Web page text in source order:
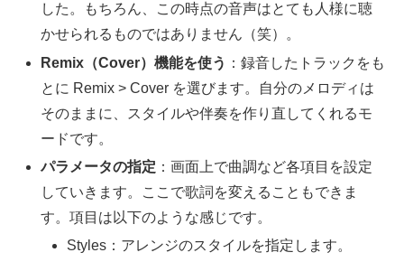
した。もちろん、この時点の音声はとても人様に聴
かせられるものではありません（笑）。
Remix（Cover）機能を使う ：録音したトラックをも
とに Remix > Cover を選びます。自分のメロディは
そのままに、スタイルや伴奏を作り直してくれるモ
ードです。
パラメータの指定 ：画面上で曲調など各項目を設定
していきます。ここで歌詞を変えることもできま
す。項目は以下のような感じです。
Styles：アレンジのスタイルを指定します。